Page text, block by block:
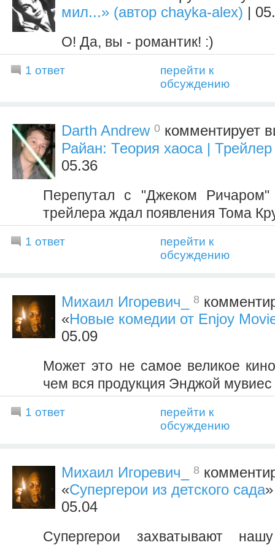
мил...» (автор chayka-alex) |
О! Да, вы - романтик! :)
1 ответ
перейти к
обсуждению
Darth Andrew 0 комментирует
Райан: Теория хаоса | Трейлер
05.36
Перепутал с "Джеком
трейлера ждал появления Тома
1 ответ
перейти к
обсуждению
Михаил Игоревич_ 8
«Новые комедии от Enjoy
05.09
Может это не самое великое
чем вся продукция Энджой
1 ответ
перейти к
обсуждению
Михаил Игоревич_ 8
«Супергерои из детского сада
05.04
Супергерои захватывают